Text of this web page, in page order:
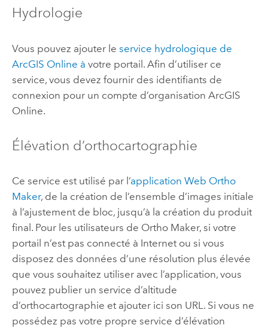
Hydrologie
Vous pouvez ajouter le service hydrologique de
ArcGIS Online à votre portail. Afin d’utiliser ce
service, vous devez fournir des identifiants de
connexion pour un compte d’organisation ArcGIS
Online.
Élévation d’orthocartographie
Ce service est utilisé par l’application Web Ortho
Maker, de la création de l’ensemble d’images initiale
à l’ajustement de bloc, jusqu’à la création du produit
final. Pour les utilisateurs de Ortho Maker, si votre
portail n’est pas connecté à Internet ou si vous
disposez des données d’une résolution plus élevée
que vous souhaitez utiliser avec l’application, vous
pouvez publier un service d’altitude
d’orthocartographie et ajouter ici son URL. Si vous ne
possédez pas votre propre service d’élévation